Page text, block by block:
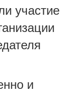
участие
и